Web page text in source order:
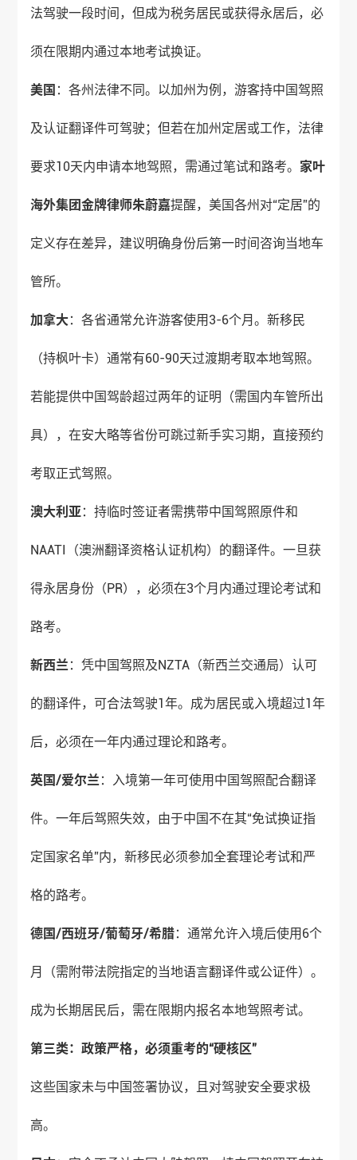
法驾驶一段时间，但成为税务居民或获得永居后，必
须在限期内通过本地考试换证。
美国 ：各州法律不同。以加州为例，游客持中国驾照
及认证翻译件可驾驶；但若在加州定居或工作，法律
要求10天内申请本地驾照，需通过笔试和路考。 家叶
海外集团金牌律师朱蔚嘉提醒，美国各州对“定居”的
定义存在差异，建议明确身份后第一时间咨询当地车
管所。
加拿大：各省通常允许游客使用3-6个月。新移民
（持枫叶卡）通常有60-90天过渡期考取本地驾照。
若能提供中国驾龄超过两年的证明（需国内车管所出
具），在安大略等省份可跳过新手实习期，直接预约
考取正式驾照。
澳大利亚：持临时签证者需携带中国驾照原件和
NAATI（澳洲翻译资格认证机构）的翻译件。一旦获
得永居身份（PR），必须在3个月内通过理论考试和
路考。
新西兰：凭中国驾照及NZTA（新西兰交通局）认可
的翻译件，可合法驾驶1年。成为居民或入境超过1年
后，必须在一年内通过理论和路考。
英国/爱尔兰：入境第一年可使用中国驾照配合翻译
件。一年后驾照失效，由于中国不在其“免试换证指
定国家名单”内，新移民必须参加全套理论考试和严
格的路考。
德国/西班牙/葡萄牙/希腊：通常允许入境后使用6个
月（需附带法院指定的当地语言翻译件或公证件）。
成为长期居民后，需在限期内报名本地驾照考试。
第三类：政策严格，必须重考的“硬核区”
这些国家未与中国签署协议，且对驾驶安全要求极
高。